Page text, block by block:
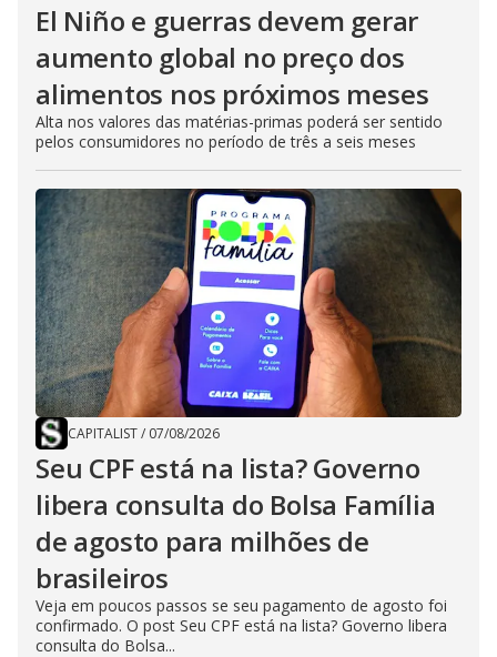
El Niño e guerras devem gerar
aumento global no preço dos
alimentos nos próximos meses
Alta nos valores das matérias-primas poderá ser sentido
pelos consumidores no período de três a seis meses
CAPITALIST/ 07/08/2026
Seu CPF está na lista? Governo
libera consulta do Bolsa Família
de agosto para milhões de
brasileiros
Veja em poucos passos se seu pagamento de agosto foi
confirmado. O post Seu CPF está na lista? Governo libera
consulta do Bolsa...